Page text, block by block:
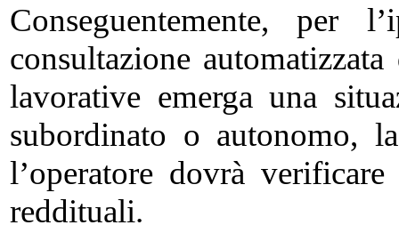
Conseguentemente, per
consultazione
lavorative emerga una
subordinato o autonomo,
l’operatore dovrà
reddituali.